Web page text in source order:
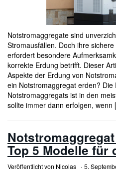
Notstromaggregate sind
Stromausfällen. Doch ihre
erfordert besondere
korrekte Erdung betrifft. Dieser
Aspekte der Erdung von
ein Notstromaggregat erden? Die
Notstromaggregats ist in den
sollte immer dann erfolgen,
Top 5 Modelle für
Veröffentlicht von Nicolas 5.